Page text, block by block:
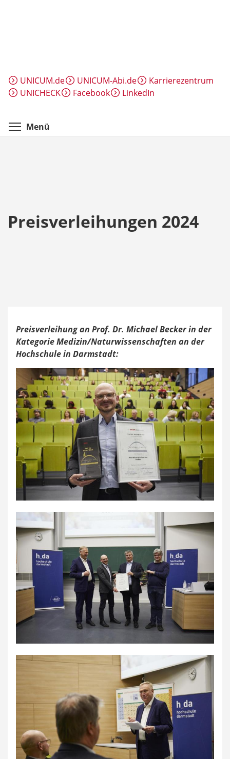
UNICUM.de UNICUM-Abi.de
Karrierezentrum
UNICHECK
Facebook LinkedIn
Menü
Preisverleihungen 2024
Preisverleihung an Prof. Dr. Michael Becker in der
Kategorie Medizin/Naturwissenschaften an der
Hochschule in Darmstadt: